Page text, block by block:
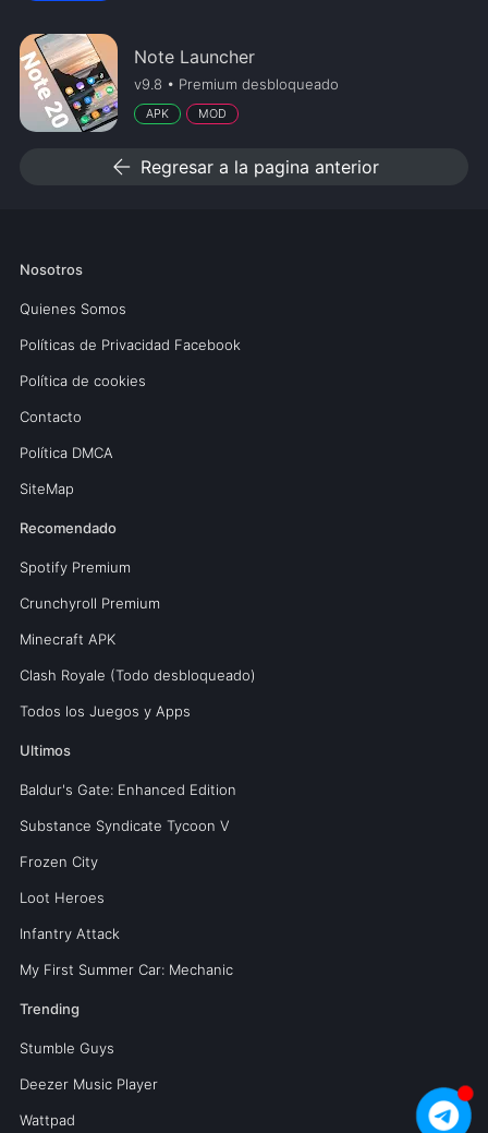
Note Launcher
v9.8 • Premium desbloqueado
APK MOD
arrow_back Regresar a la pagina anterior
Nosotros
Quienes Somos
Políticas de Privacidad Facebook
Política de cookies
Contacto
Política DMCA
SiteMap
Recomendado
Spotify Premium
Crunchyroll Premium
Minecraft APK
Clash Royale (Todo desbloqueado)
Todos los Juegos y Apps
Ultimos
Baldur's Gate: Enhanced Edition
Substance Syndicate Tycoon V
Frozen City
Loot Heroes
Infantry Attack
My First Summer Car: Mechanic
Trending
Stumble Guys
Deezer Music Player
Wattpad